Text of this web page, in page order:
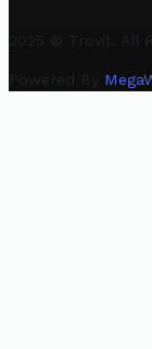
2025 © Trovit. All
Powered By